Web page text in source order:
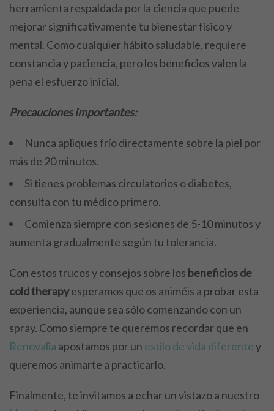
herramienta respaldada por la ciencia que puede
mejorar significativamente tu bienestar físico y
mental. Como cualquier hábito saludable, requiere
constancia y paciencia, pero los beneficios valen la
pena el esfuerzo inicial.
Precauciones importantes:
Nunca apliques frío directamente sobre la piel por
más de 20 minutos.
Si tienes problemas circulatorios o diabetes,
consulta con tu médico primero.
Comienza siempre con sesiones de 5-10 minutos y
aumenta gradualmente según tu tolerancia.
Con estos trucos y consejos sobre los beneficios de
cold therapyesperamos que os animéis a probar esta
experiencia, aunque sea sólo comenzando con un
spray. Como siempre te queremos recordar que en
Renovalia apostamos por un estilo de vida diferentey
queremos animarte a practicarlo.
Finalmente, te invitamos a echar un vistazo a nuestro